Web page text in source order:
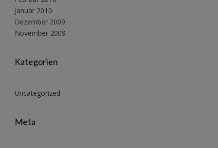
Januar 2010
Dezember 2009
November 2009
Kategorien
Uncategorized
Meta